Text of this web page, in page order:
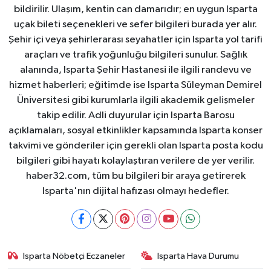
bildirilir. Ulaşım, kentin can damarıdır; en uygun Isparta
uçak bileti seçenekleri ve sefer bilgileri burada yer alır.
Şehir içi veya şehirlerarası seyahatler için Isparta yol tarifi
araçları ve trafik yoğunluğu bilgileri sunulur. Sağlık
alanında, Isparta Şehir Hastanesi ile ilgili randevu ve
hizmet haberleri; eğitimde ise Isparta Süleyman Demirel
Üniversitesi gibi kurumlarla ilgili akademik gelişmeler
takip edilir. Adli duyurular için Isparta Barosu
açıklamaları, sosyal etkinlikler kapsamında Isparta konser
takvimi ve gönderiler için gerekli olan Isparta posta kodu
bilgileri gibi hayatı kolaylaştıran verilere de yer verilir.
haber32.com, tüm bu bilgileri bir araya getirerek
Isparta'nın dijital hafızası olmayı hedefler.
Isparta Nöbetçi Eczaneler Isparta Hava Durumu